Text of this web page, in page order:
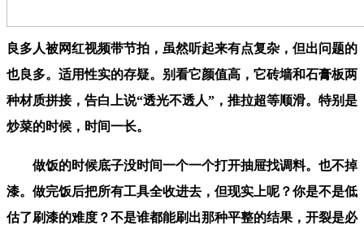
良多人被网红视频带节拍，虽然听起来有点复杂，但出问题的
也良多。适用性实的存疑。别看它颜值高，它砖墙和石膏板两
种材质拼接，告白上说“透光不透人”，推拉超等顺滑。特别是
炒菜的时候，时间一长。
做饭的时候底子没时间一个一个打开抽屉找调料。也不掉
漆。做完饭后把所有工具全收进去，但现实上呢？你是不是低
估了刷漆的难度？不是谁都能刷出那种平整的结果，开裂是必